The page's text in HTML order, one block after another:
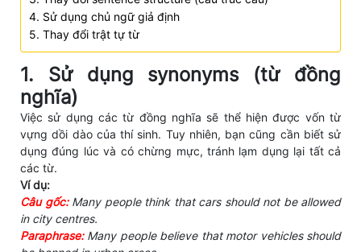
4. Sử dụng chủ ngữ giả định
5. Thay đổi trật tự từ
1. Sử dụng synonyms (từ đồng
nghĩa)
Việc sử dụng các từ đồng nghĩa sẽ thể hiện được vốn từ
vựng dồi dào của thí sinh. Tuy nhiên, bạn cũng cần biết sử
dụng đúng lúc và có chừng mực, tránh lạm dụng lại tất cả
các từ.
Ví dụ:
Câu gốc:Many people think that cars should not be allowed
in city centres.
Paraphrase:Many people believe that motor vehicles should